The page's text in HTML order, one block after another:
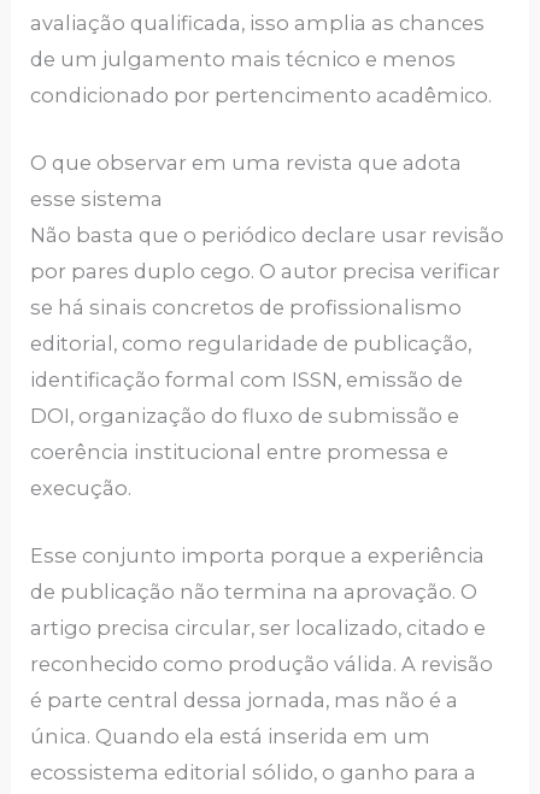
avaliação qualificada, isso amplia as chances
de um julgamento mais técnico e menos
condicionado por pertencimento acadêmico.
O que observar em uma revista que adota
esse sistema
Não basta que o periódico declare usar revisão
por pares duplo cego. O autor precisa verificar
se há sinais concretos de profissionalismo
editorial, como regularidade de publicação,
identificação formal com ISSN, emissão de
DOI, organização do fluxo de submissão e
coerência institucional entre promessa e
execução.
Esse conjunto importa porque a experiência
de publicação não termina na aprovação. O
artigo precisa circular, ser localizado, citado e
reconhecido como produção válida. A revisão
é parte central dessa jornada, mas não é a
única. Quando ela está inserida em um
ecossistema editorial sólido, o ganho para a